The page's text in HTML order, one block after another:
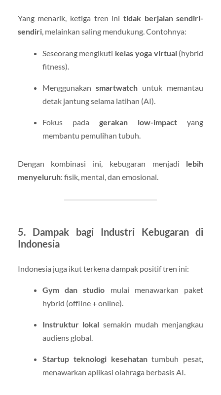
Yang menarik, ketiga tren ini tidak berjalan sendiri-
sendiri, melainkan saling mendukung. Contohnya:
Seseorang mengikuti kelas yoga virtual(hybrid
fitness).
Menggunakan smartwatchuntuk memantau
detak jantung selama latihan (AI).
Fokus pada gerakan low-impact yang
membantu pemulihan tubuh.
Dengan kombinasi ini, kebugaran menjadi lebih
menyeluruh: fisik, mental, dan emosional.
5. Dampak bagi Industri Kebugaran di
Indonesia
Indonesia juga ikut terkena dampak positif tren ini:
Gym dan studio mulai menawarkan paket
hybrid (offline + online).
Instruktur lokal semakin mudah menjangkau
audiens global.
Startup teknologi kesehatantumbuh pesat,
menawarkan aplikasi olahraga berbasis AI.